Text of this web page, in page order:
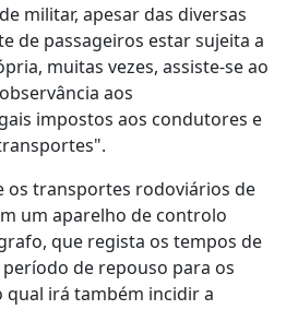
militar, apesar das diversas
de passageiros estar sujeita a
muitas vezes, assiste-se ao
aos
impostos aos condutores e
os transportes rodoviários de
um aparelho de controlo
que regista os tempos de
de repouso para os
irá também incidir a